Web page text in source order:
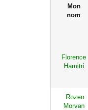
Mon
nom
Florence
Hamitri
Rozen
Morvan